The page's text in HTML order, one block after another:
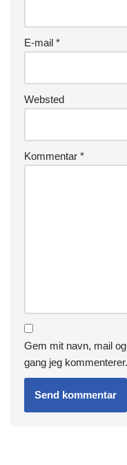
E-mail *
Websted
Kommentar *
Gem mit navn, mail
gang jeg kommenterer.